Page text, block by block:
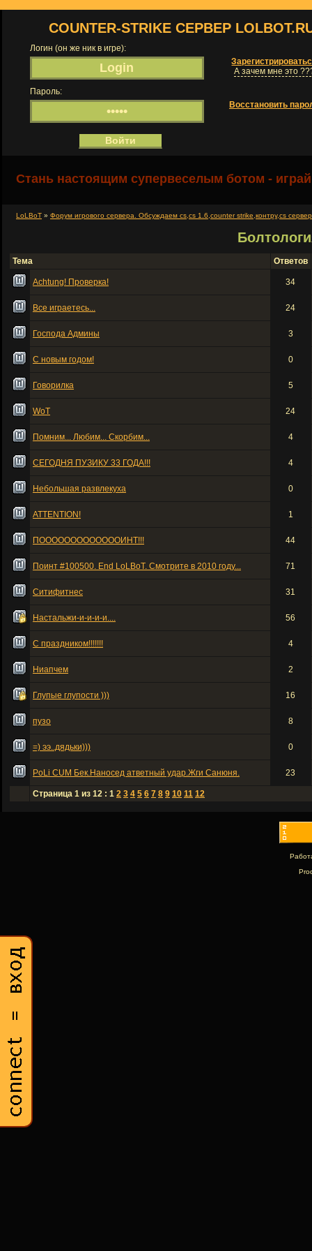
COUNTER-STRIKE СЕРВЕР
Логин (он же ник в игре):
А зачем мне это
Пароль:
Восстановить
Стань настоящим супервеселым ботом -
LoLBoT » Форум игрового сервера. Обсуждаем cs,cs 1.6,counter strike,контру,cs
Тема Ответов
Achtung! Проверка! 34
Все играетесь... 24
Господа Админы 3
С новым годом! 0
Говорилка 5
WoT 24
Помним... Любим... Скорбим... 4
СЕГОДНЯ ПУЗИКУ 33 ГОДА!!! 4
Небольшая развлекуха 0
ATTENTION! 1
ПОООООООООООООИНТ!!! 44
Поинт #100500. End LoLBoT. Смотрите в 2010 году... 71
Ситифитнес 31
Настальжи-и-и-и-и.... 56
С праздником!!!!!!! 4
Ниапчем 2
Глупые глупости ))) 16
пузо 8
=) ээ..дядьки))) 0
PoLi СUM Бек.Наносед атветный удар.Жги Санюня. 23
Страница 1 из 12 : 1 2 3 4 5 6 7 8 9 10 11 12